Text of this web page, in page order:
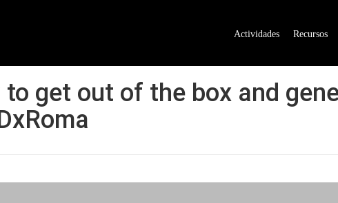
Actividades Recursos
get out of the box and